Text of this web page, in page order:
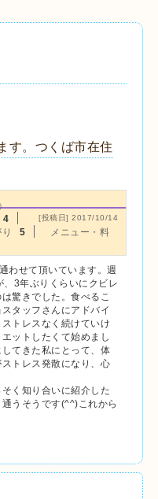
す。つくば市在住
[投稿日] 2017/10/14
4
5
メニュー・料
わせて頂いています。週
3年ぶりくらいにクビレ
驚きでした。食べるこ
タッフさんにアドバイ
トレスなく続けていけ
ットしたくて始めまし
てきた私にとって、体
トレス発散になり、心
く知り合いに紹介した
うそうです(^^)これから